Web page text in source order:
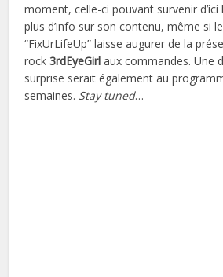
moment, celle-ci pouvant survenir d’ici
plus d’info sur son contenu, même si
“FixUrLifeUp” laisse augurer de la
rock3rdEyeGirl aux commandes. Une
surprise serait également au
semaines. Stay tuned…